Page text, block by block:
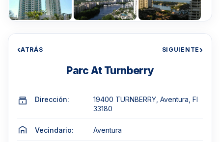
‹ATRÁS SIGUIENTE›
Parc At Turnberry
Dirección:
19400 TURNBERRY, Aventura, Fl
33180
Vecindario: Aventura